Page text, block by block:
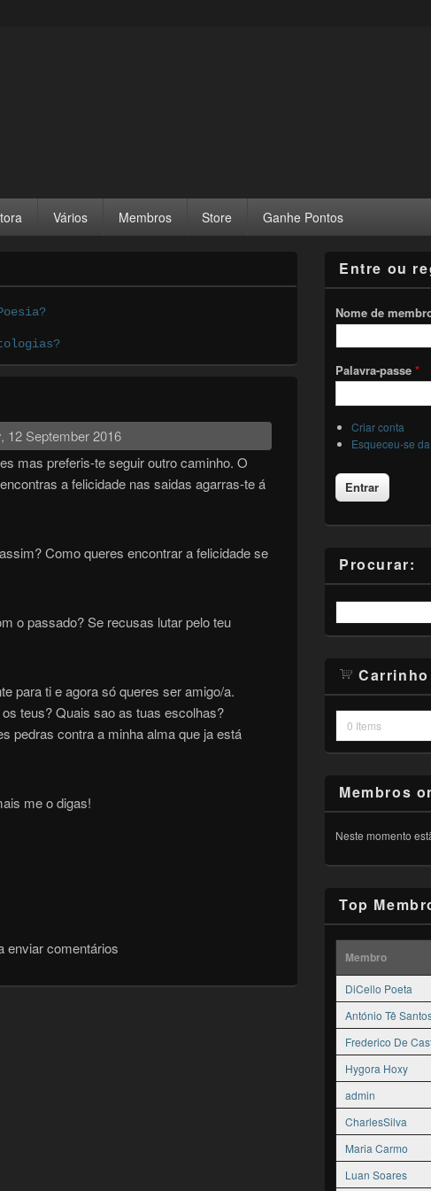
Vários Membros Store Ganhe Pontos
12 September 2016
mas preferis-te seguir outro caminho. O
a felicidade nas saidas agarras-te á
Como queres encontrar a felicidade se
o passado? Se recusas lutar pelo teu
para ti e agora só queres ser amigo/a.
teus? Quais sao as tuas escolhas?
pedras contra a minha alma que ja está
me o digas!
enviar comentários
Entre ou
Nome de
Palavra-passe *
Criar conta
Esqueceu-se
Procurar:
0 Items
Membros
Neste momento
Top
Membro
DiCello Poeta
António Tê
Frederico De
Hygora Hoxy
admin
CharlesSilva
Maria Carmo
Luan Soares